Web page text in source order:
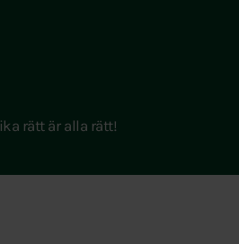
rätt är alla rätt!